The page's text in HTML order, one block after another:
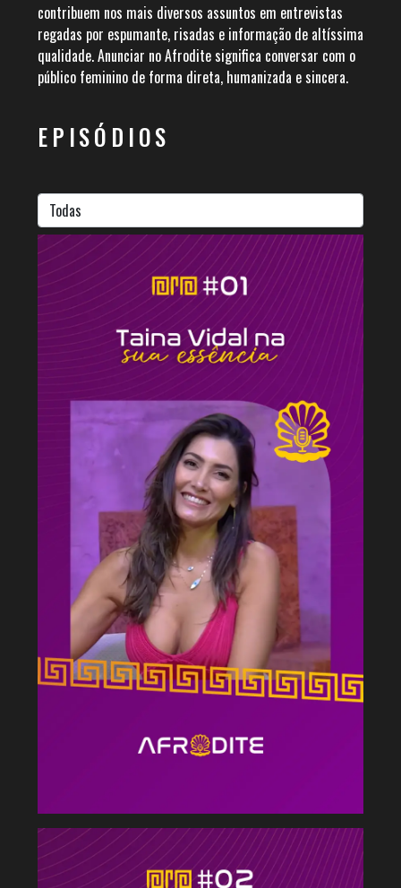
contribuem nos mais diversos assuntos em entrevistas
regadas por espumante, risadas e informação de altíssima
qualidade. Anunciar no Afrodite significa conversar com o
público feminino de forma direta, humanizada e sincera.
EPISÓDIOS